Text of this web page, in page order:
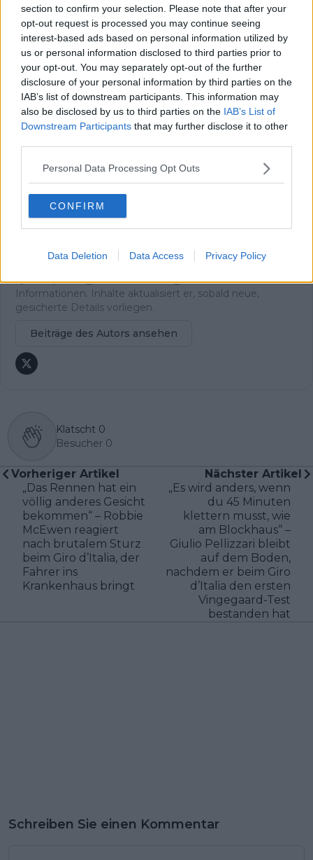
section to confirm your selection. Please note that after your
opt-out request is processed you may continue seeing
interest-based ads based on personal information utilized by
us or personal information disclosed to third parties prior to
your opt-out. You may separately opt-out of the further
disclosure of your personal information by third parties on the
IAB’s list of downstream participants. This information may
also be disclosed by us to third parties on the IAB’s List of
Downstream Participants that may further disclose it to other
Personal Data Processing Opt Outs
CONFIRM
Data Deletion Data Access Privacy Policy
Oliver Ried
Redakteur
Oliver Ried ist seit Anfang 2025 Redakteur bei
Radsportaktuell.de. Er berichtet dort über den
professionellen Radsport und begleitet das Geschehen
von der WorldTour bis zu wichtigen nationalen und
internationalen Rennen. Sein Schwerpunkt liegt auf
aktuellen Rennberichten, Einordnungen und
erklärt. Bei großen Renntagen arbeitet er zudem mit
Live-Formaten, um das Geschehen fortlaufend zu
dokumentieren und zeitnah einzuordnen.
Oliver ist in Würzburg stationiert. Neben seiner
Berichterstattung ein. Er studiert Grundschullehramt und
legt bei seinen Artikeln Wert auf sorgfältige
Quellenprüfung, klare Einordnung und verlässliche
Informationen. Inhalte aktualisiert er, sobald neue,
gesicherte Details vorliegen.
Beiträge des Autors ansehen
Klatscht 0
Besucher 0
Vorheriger Artikel
„Das Rennen hat ein
völlig anderes Gesicht
bekommen“ – Robbie
McEwen reagiert
nach brutalem Sturz
beim Giro d’Italia, der
Fahrer ins
Krankenhaus bringt
Nächster Artikel
„Es wird anders, wenn
du 45 Minuten
klettern musst, wie
am Blockhaus“ –
Giulio Pellizzari bleibt
auf dem Boden,
nachdem er beim Giro
d’Italia den ersten
Vingegaard-Test
bestanden hat
Schreiben Sie einen Kommentar